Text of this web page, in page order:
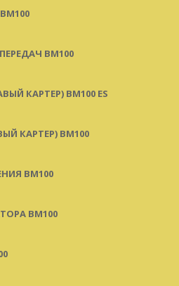
BM100
КАРТЕР) BM100 ES
КАРТЕР) BM100
BM100
BM100